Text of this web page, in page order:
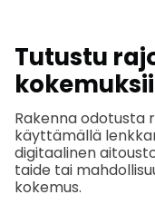
Tutustu
Rakenna odotusta
käyttämällä
digitaalinen
taide tai
kokemus.